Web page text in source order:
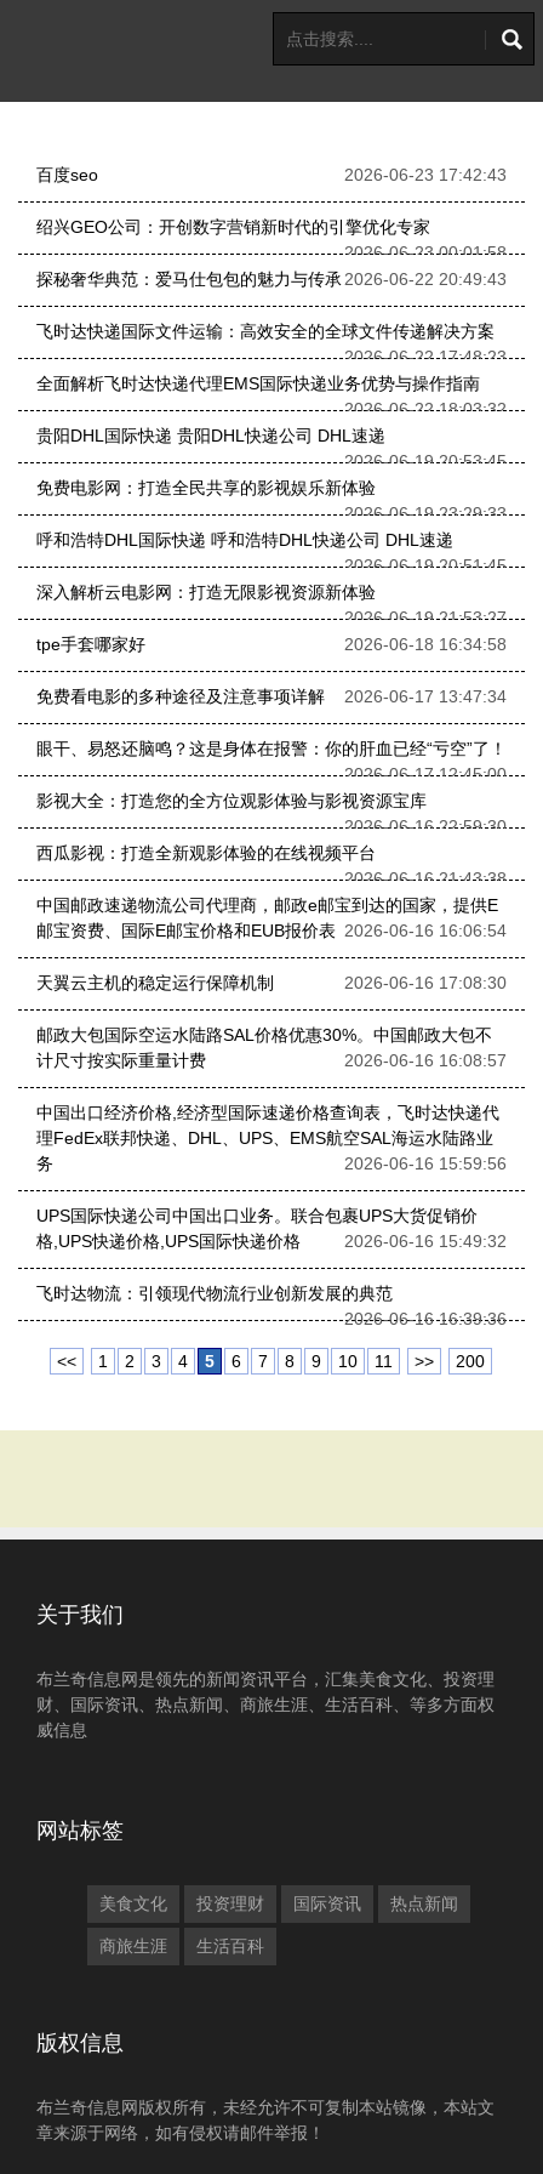
百度seo 2026-06-23 17:42:43
绍兴GEO公司：开创数字营销新时代的引擎优化专家
2026-06-23 00:01:58
探秘奢华典范：爱马仕包包的魅力与传承 2026-06-22 20:49:43
飞时达快递国际文件运输：高效安全的全球文件传递解决方案
2026-06-22 17:48:23
全面解析飞时达快递代理EMS国际快递业务优势与操作指南
2026-06-22 18:03:32
贵阳DHL国际快递 贵阳DHL快递公司 DHL速递
2026-06-19 20:53:45
免费电影网：打造全民共享的影视娱乐新体验
2026-06-19 23:29:33
呼和浩特DHL国际快递 呼和浩特DHL快递公司 DHL速递
2026-06-19 20:51:45
深入解析云电影网：打造无限影视资源新体验
2026-06-19 21:53:27
tpe手套哪家好
2026-06-18 16:34:58
免费看电影的多种途径及注意事项详解 2026-06-17 13:47:34
眼干、易怒还脑鸣？这是身体在报警：你的肝血已经“亏空”了！
2026-06-17 12:45:00
影视大全：打造您的全方位观影体验与影视资源宝库
2026-06-16 22:59:30
西瓜影视：打造全新观影体验的在线视频平台
2026-06-16 21:43:38
中国邮政速递物流公司代理商，邮政e邮宝到达的国家，提供E
邮宝资费、国际E邮宝价格和EUB报价表 2026-06-16 16:06:54
天翼云主机的稳定运行保障机制 2026-06-16 17:08:30
邮政大包国际空运水陆路SAL价格优惠30%。中国邮政大包不
计尺寸按实际重量计费
2026-06-16 16:08:57
中国出口经济价格,经济型国际速递价格查询表，飞时达快递代
理FedEx联邦快递、DHL、UPS、EMS航空SAL海运水陆路业
务
2026-06-16 15:59:56
UPS国际快递公司中国出口业务。联合包裹UPS大货促销价
格,UPS快递价格,UPS国际快递价格
2026-06-16 15:49:32
飞时达物流：引领现代物流行业创新发展的典范
2026-06-16 16:39:36
<< 1 2 3 4 5 6 7 8 9 10 11 >> 200
关于我们
布兰奇信息网是领先的新闻资讯平台，汇集美食文化、投资理
财、国际资讯、热点新闻、商旅生涯、生活百科、等多方面权
威信息
网站标签
美食文化 投资理财 国际资讯 热点新闻
商旅生涯 生活百科
版权信息
布兰奇信息网版权所有，未经允许不可复制本站镜像，本站文
章来源于网络，如有侵权请邮件举报！